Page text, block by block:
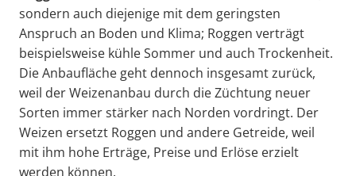
sondern auch diejenige mit dem geringsten
Anspruch an Boden und Klima; Roggen verträgt
beispielsweise kühle Sommer und auch Trockenheit.
Die Anbaufläche geht dennoch insgesamt zurück,
weil der Weizenanbau durch die Züchtung neuer
Sorten immer stärker nach Norden vordringt. Der
Weizen ersetzt Roggen und andere Getreide, weil
mit ihm hohe Erträge, Preise und Erlöse erzielt
werden können.